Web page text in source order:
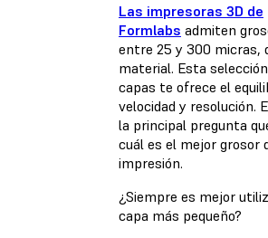
Las impresoras 3D de
Formlabs admiten
entre 25 y 300 micras,
material. Esta
capas te ofrece el
velocidad y resolución.
la principal pregunta
cuál es el mejor grosor
impresión.
¿Siempre es mejor
capa más pequeño?